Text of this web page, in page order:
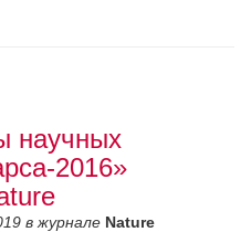
научных
2016»
в журнале Nature